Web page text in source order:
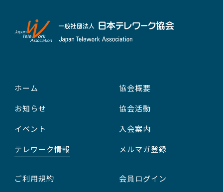
ホーム
お知らせ
イベント
テレワーク情報
協会概要
協会活動
入会案内
メルマガ登録
ご利用規約 会員ログイン